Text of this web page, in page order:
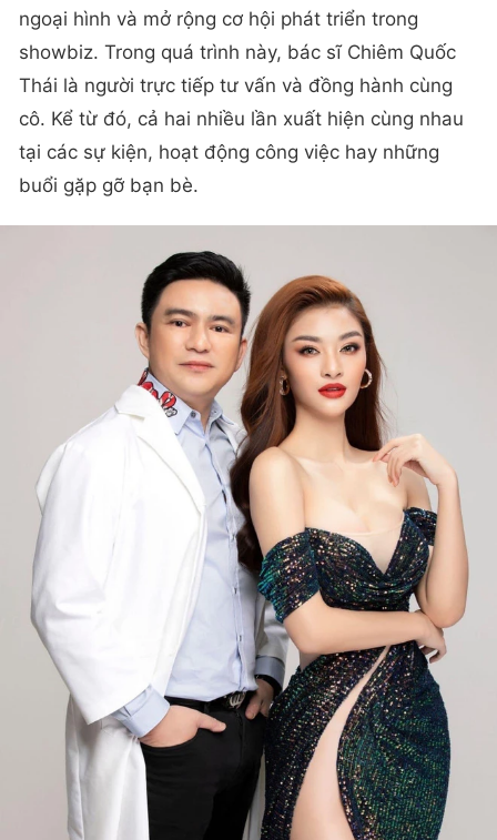
ngoại hình và mở rộng cơ hội phát triển trong
showbiz. Trong quá trình này, bác sĩ Chiêm Quốc
Thái là người trực tiếp tư vấn và đồng hành cùng
cô. Kể từ đó, cả hai nhiều lần xuất hiện cùng nhau
tại các sự kiện, hoạt động công việc hay những
buổi gặp gỡ bạn bè.